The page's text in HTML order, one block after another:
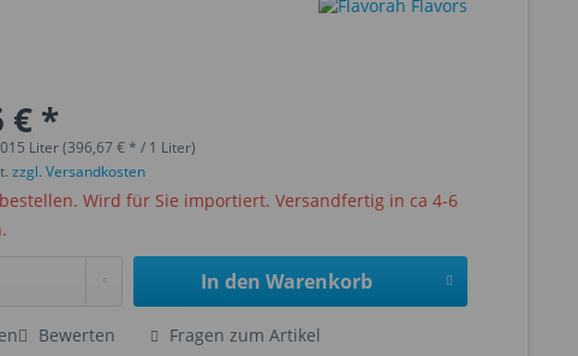
€ *
Liter (396,67 € * / 1 Liter)
zzgl. Versandkosten
Wird für Sie importiert. Versandfertig in ca 4-6
In den Warenkorb
Bewerten Fragen zum Artikel